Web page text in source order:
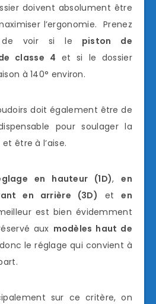
doivent absolument être
l’ergonomie. Prenez
de voir si le piston de
classe 4 et si le dossier
à 140° environ.
doit également être de
pour soulager la
être à l’aise.
en hauteur (1D),en
en arrière (3D) eten
est bien évidemment
aux modèles haut de
le réglage qui convient à
sur ce critère, on